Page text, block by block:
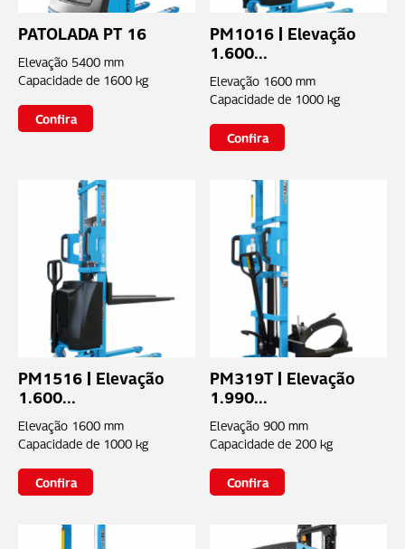
PATOLADA PT 16
Elevação 5400 mm
Capacidade de 1600 kg
Confira
PM1016 | Elevação
1.600...
Elevação 1600 mm
Capacidade de 1000 kg
Confira
PM1516 | Elevação
1.600...
Elevação 1600 mm
Capacidade de 1000 kg
Confira
PM319T | Elevação
1.990...
Elevação900 mm
Capacidade de 200 kg
Confira